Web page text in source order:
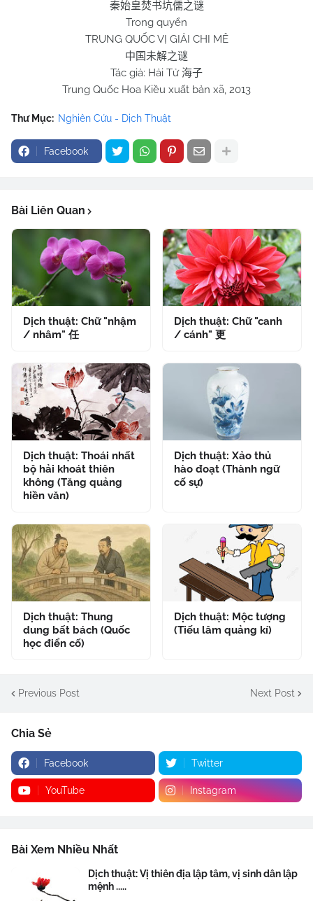
秦始皇焚书坑儒之谜
Trong quyển
TRUNG QUỐC VỊ GIẢI CHI MÊ
中国未解之谜
Tác giả: Hải Tử 海子
Trung Quốc Hoa Kiều xuất bản xã, 2013
Thư Mục: Nghiên Cứu - Dịch Thuật
Facebook
Bài Liên Quan
Dịch thuật: Chữ "nhậm
/ nhâm" 任
Dịch thuật: Chữ "canh
/ cánh" 更
Dịch thuật: Thoái nhất
bộ hải khoát thiên
không (Tăng quảng
hiền văn)
Dịch thuật: Xảo thủ
hào đoạt (Thành ngữ
cố sự)
Dịch thuật: Thung
dung bất bách (Quốc
học điển cố)
Dịch thuật: Mộc tượng
(Tiếu lâm quảng kí)
Previous Post Next Post
Chia Sẻ
Facebook Twitter
YouTube Instagram
Bài Xem Nhiều Nhất
Dịch thuật: Vị thiên địa lập tâm, vị sinh dân lập
mệnh .....